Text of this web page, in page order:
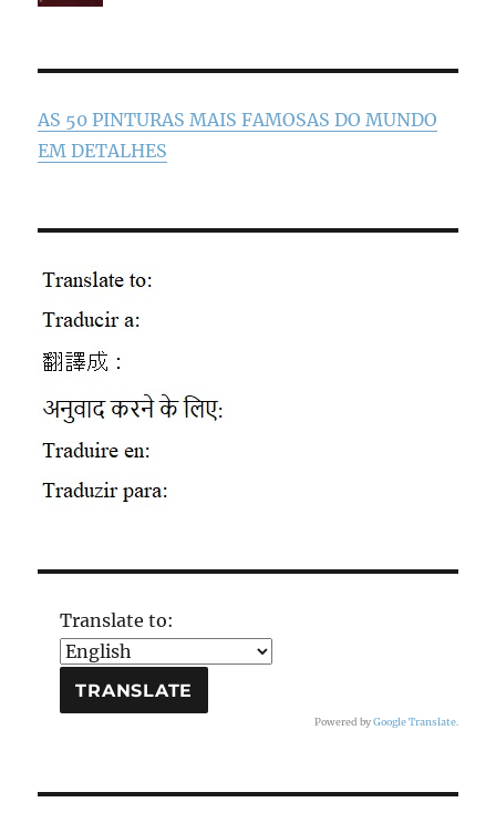
AS 50 PINTURAS MAIS FAMOSAS DO MUNDO
EM DETALHES
Translate to:
Powered byGoogle Translate.